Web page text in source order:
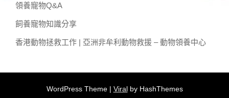
領養寵物Q&A
飼養寵物知識分享
香港動物拯救工作 | 亞洲非牟利動物救援 – 動物領養中心
WordPress Theme | Viralby HashThemes